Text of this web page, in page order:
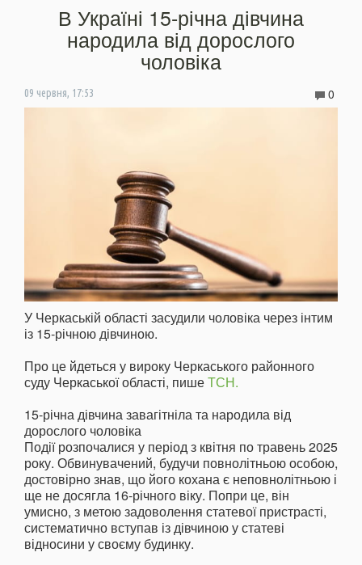
В Україні 15-річна дівчина
народила від дорослого
чоловіка
09 червня, 17:53 0
У Черкаській області засудили чоловіка через інтим
із 15-річною дівчиною.
Про це йдеться у вироку Черкаського районного
суду Черкаської області, пишеТСН.
15-річна дівчина завагітніла та народила від
дорослого чоловіка
Події розпочалися у період з квітня по травень 2025
року. Обвинувачений, будучи повнолітньою особою,
достовірно знав, що його кохана є неповнолітньою і
ще не досягла 16-річного віку. Попри це, він
умисно, з метою задоволення статевої пристрасті,
систематично вступав із дівчиною у статеві
відносини у своєму будинку.